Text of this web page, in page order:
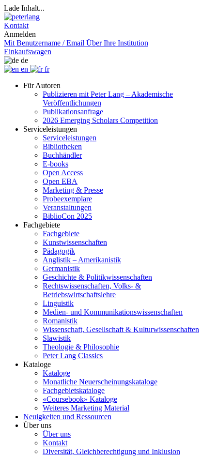
Lade Inhalt...
Kontakt
Anmelden
Mit Benutzername / Email Über Ihre Institution
Einkaufswagen
de
en
fr
Für Autoren
Publizieren mit Peter Lang – Akademische
Veröffentlichungen
Publikationsanfrage
2026 Emerging Scholars Competition
Serviceleistungen
Serviceleistungen
Bibliotheken
Buchhändler
E-books
Open Access
Open EBA
Marketing & Presse
Probeexemplare
Veranstaltungen
BiblioCon 2025
Fachgebiete
Fachgebiete
Kunstwissenschaften
Pädagogik
Anglistik – Amerikanistik
Germanistik
Geschichte & Politikwissenschaften
Rechtswissenschaften, Volks- &
Betriebswirtschaftslehre
Linguistik
Medien- und Kommunikationswissenschaften
Romanistik
Wissenschaft, Gesellschaft & Kulturwissenschaften
Slawistik
Theologie & Philosophie
Peter Lang Classics
Kataloge
Kataloge
Monatliche Neuerscheinungskataloge
Fachgebietskataloge
«Coursebook» Kataloge
Weiteres Marketing Material
Neuigkeiten und Ressourcen
Über uns
Über uns
Kontakt
Diversität, Gleichberechtigung und Inklusion